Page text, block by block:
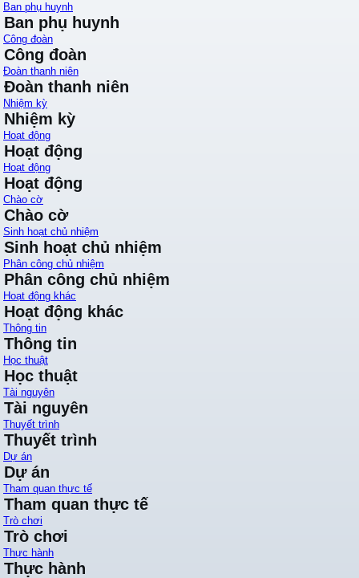
Ban phụ huynh
Ban phụ huynh
Công đoàn
Công đoàn
Đoàn thanh niên
Đoàn thanh niên
Nhiệm kỳ
Nhiệm kỳ
Hoạt động
Hoạt động
Hoạt động
Hoạt động
Chào cờ
Chào cờ
Sinh hoạt chủ nhiệm
Sinh hoạt chủ nhiệm
Phân công chủ nhiệm
Phân công chủ nhiệm
Hoạt động khác
Hoạt động khác
Thông tin
Thông tin
Học thuật
Học thuật
Tài nguyên
Tài nguyên
Thuyết trình
Thuyết trình
Dự án
Dự án
Tham quan thực tế
Tham quan thực tế
Trò chơi
Trò chơi
Thực hành
Thực hành